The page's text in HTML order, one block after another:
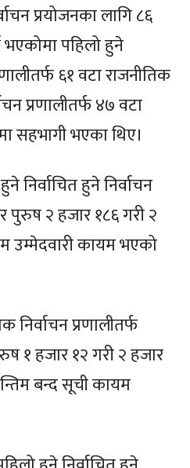
प्रयोजनका लागि ८६
भएकोमा पहिलो हुने
६१ वटा राजनीतिक
प्रणालीतर्फ ४७ वटा
सहभागी भएका थिए।
निर्वाचित हुने निर्वाचन
पुरुष २ हजार १८६ गरी २
उम्मेदवारी कायम भएको
निर्वाचन प्रणालीतर्फ
१ हजार १२ गरी २ हजार
बन्द सूची कायम